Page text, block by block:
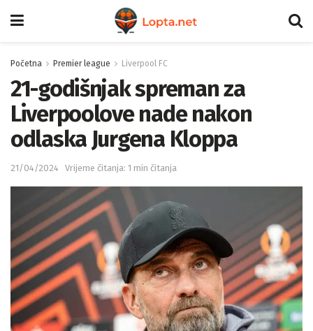
Početna Premier league Liverpool FC
21-godišnjak spreman za
Liverpoolove nade nakon
odlaska Jurgena Kloppa
21/04/2024 Vrijeme čitanja: 1 min čitanja